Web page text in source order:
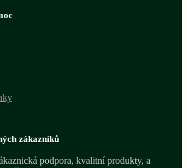
zákazníků
podpora, kvalitní produkty, a